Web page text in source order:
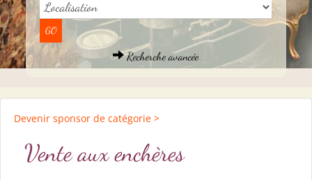
Recherche avancée
Devenir sponsor de catégorie >
Vente aux enchères